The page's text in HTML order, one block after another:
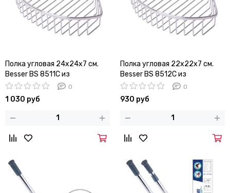
Полка угловая 24х24х7 см.
Besser BS 8511C из
хромированной стали
0
1 030 руб
Полка угловая 22х22х7 см.
Besser BS 8512C из
хромированной стали
0
930 руб